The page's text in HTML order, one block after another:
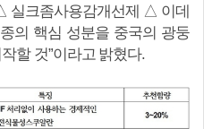
실크좀사용감개선제 △ 이데
의 핵심 성분을 중국의 광둥
할 것”이라고 밝혔다.